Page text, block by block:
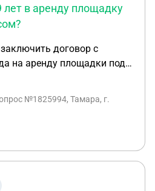
лет в аренду площадку
на аренду площадки под
кафе (кафе в
получить площадку на
№1825994, Тамара, г.